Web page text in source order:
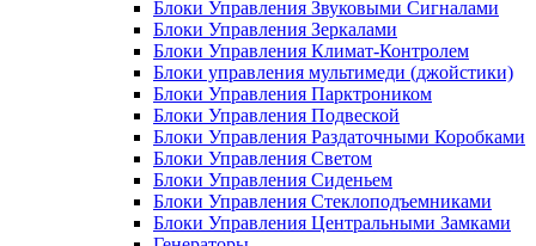
Блоки Управления Звуковыми Сигналами
Блоки Управления Зеркалами
Блоки Управления Климат-Контролем
Блоки управления мультимеди (джойстики)
Блоки Управления Парктроником
Блоки Управления Подвеской
Блоки Управления Раздаточными Коробками
Блоки Управления Светом
Блоки Управления Сиденьем
Блоки Управления Стеклоподъемниками
Блоки Управления Центральными Замками